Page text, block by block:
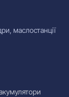
маслостанції
акумулятори